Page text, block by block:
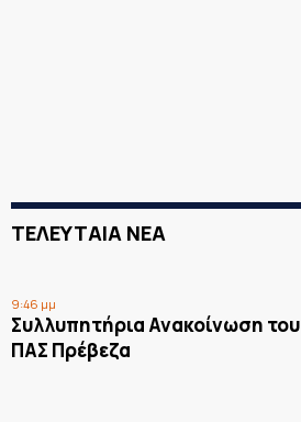
ΤΕΛΕΥΤΑΙΑ ΝΕΑ
9:46 μμ
Συλλυπητήρια Ανακοίνωση του
ΠΑΣ Πρέβεζα